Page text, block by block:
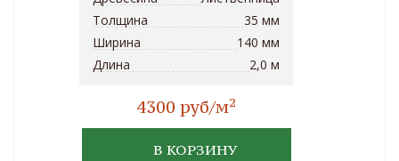
Толщина
35 мм
Ширина
140 мм
Длина
2,0 м
4300 руб/м2
В КОРЗИНУ